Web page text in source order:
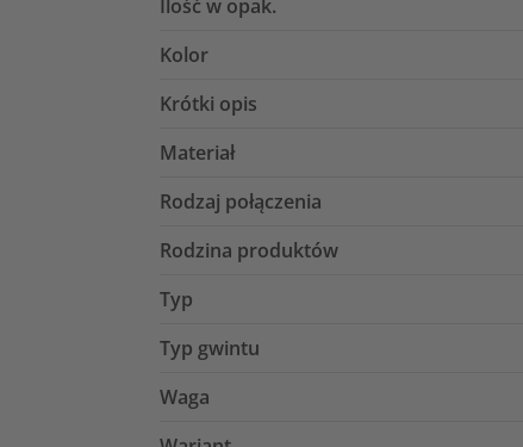
Ilość w opak.
Kolor
Krótki opis
Materiał
Rodzaj połączenia
Rodzina produktów
Typ
Typ gwintu
Waga